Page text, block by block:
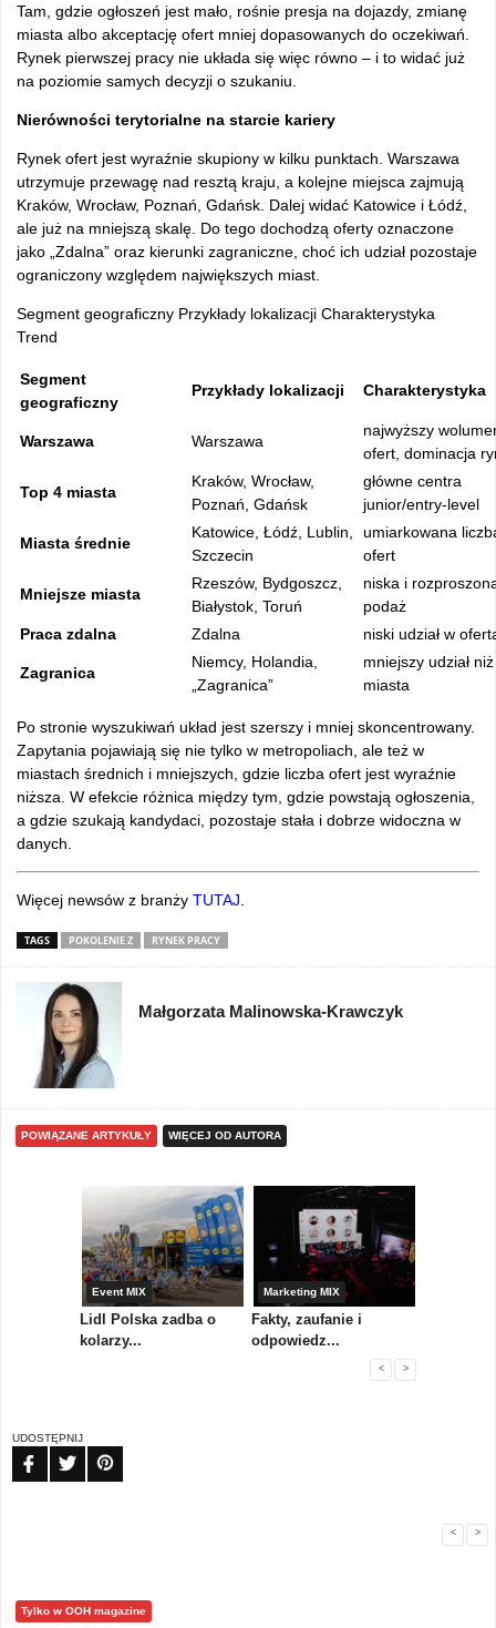
Tam, gdzie ogłoszeń jest mało, rośnie presja na dojazdy, zmianę
miasta albo akceptację ofert mniej dopasowanych do oczekiwań.
Rynek pierwszej pracy nie układa się więc równo – i to widać już
na poziomie samych decyzji o szukaniu.
Nierówności terytorialne na starcie kariery
Rynek ofert jest wyraźnie skupiony w kilku punktach. Warszawa
utrzymuje przewagę nad resztą kraju, a kolejne miejsca zajmują
Kraków, Wrocław, Poznań, Gdańsk. Dalej widać Katowice i Łódź,
ale już na mniejszą skalę. Do tego dochodzą oferty oznaczone
jako „Zdalna” oraz kierunki zagraniczne, choć ich udział pozostaje
ograniczony względem największych miast.
Segment geograficzny Przykłady lokalizacji Charakterystyka
Trend
Segment
geograficzny
Przykłady lokalizacji Charakterystyka
Warszawa Warszawa
najwyższy
ofert, dominacja
Top 4 miasta
Kraków, Wrocław,
Poznań, Gdańsk
główne centra
junior/entry-level
Miasta średnie
Katowice, Łódź, Lublin,
Szczecin
umiarkowana
ofert
Mniejsze miasta
Rzeszów, Bydgoszcz,
Białystok, Toruń
niska i
podaż
Praca zdalna
Zdalna niski udział w
Zagranica
Niemcy, Holandia,
„Zagranica”
mniejszy udział
miasta
Po stronie wyszukiwań układ jest szerszy i mniej skoncentrowany.
Zapytania pojawiają się nie tylko w metropoliach, ale też w
miastach średnich i mniejszych, gdzie liczba ofert jest wyraźnie
niższa. W efekcie różnica między tym, gdzie powstają ogłoszenia,
a gdzie szukają kandydaci, pozostaje stała i dobrze widoczna w
danych.
Więcej newsów z branży TUTAJ
TAGS POKOLENIE Z RYNEK PRACY
Małgorzata Malinowska-Krawczyk
POWIĄZANE ARTYKUŁY WIĘCEJ OD AUTORA
Event MIX
Lidl Polska zadba o
kolarzy...
Marketing MIX
Fakty, zaufanie i
odpowiedz...
< >
UDOSTĘPNIJ
< >
Tylko w OOH magazine